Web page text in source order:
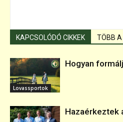
KAPCSOLÓDÓ CIKKEK TÖBB
Lovassportok
Hogyan
Hazaérkeztek